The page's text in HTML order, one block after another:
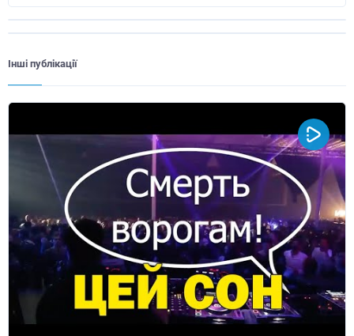
Інші публікації